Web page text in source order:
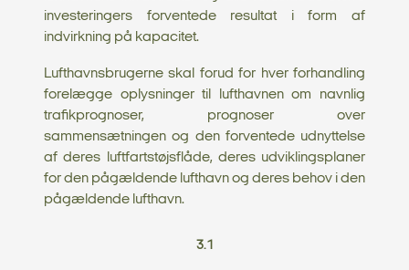
investeringers forventede resultat i form af
indvirkning på kapacitet.
Lufthavnsbrugerne skal forud for hver forhandling
forelægge oplysninger til lufthavnen om navnlig
trafikprognoser, prognoser over
sammensætningen og den forventede udnyttelse
af deres luftfartstøjsflåde, deres udviklingsplaner
for den pågældende lufthavn og deres behov i den
pågældende lufthavn.
3.1